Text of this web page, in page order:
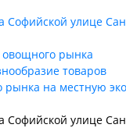
улице
рынка
товаров
рынка на местную
улице